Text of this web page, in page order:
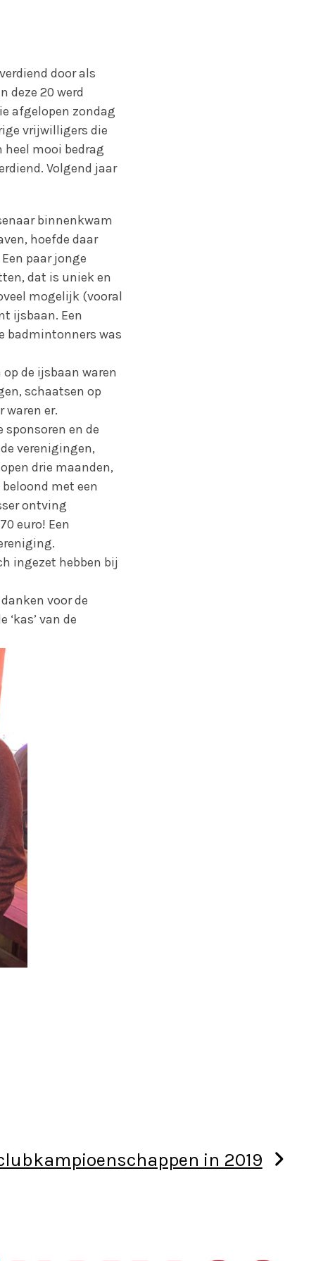
door als
deze 20 werd
afgelopen zondag
vrijwilligers die
mooi bedrag
Volgend jaar
binnenkwam
hoefde daar
paar jonge
dat is uniek en
mogelijk (vooral
ijsbaan. Een
badmintonners was
op de ijsbaan waren
schaatsen op
waren er.
sponsoren en de
verenigingen,
drie maanden,
met een
ontving
euro! Een
ingezet hebben bij
voor de
van de
in 2019